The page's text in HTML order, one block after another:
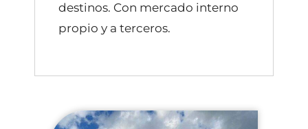
destinos. Con mercado interno
propio y a terceros.